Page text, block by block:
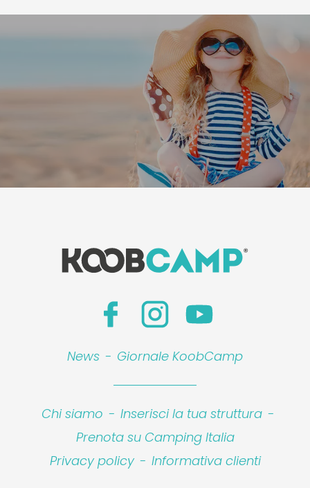
News - Giornale KoobCamp
Chi siamo - Inserisci la tua struttura -
Prenota su Camping Italia
Privacy policy - Informativa clienti